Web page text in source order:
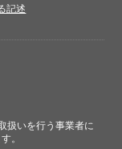
記述
扱いを行う事業者に
。